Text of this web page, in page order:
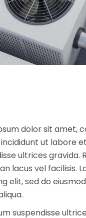
dolor sit amet,
ut labore
ultrices gravida.
lacus vel facilisis.
elit, sed do
suspendisse